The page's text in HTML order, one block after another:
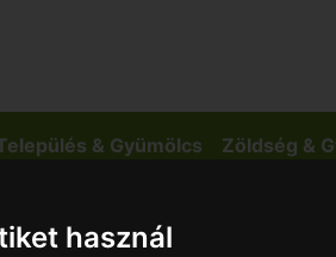
használ
& Gyümölcs Zöldség &